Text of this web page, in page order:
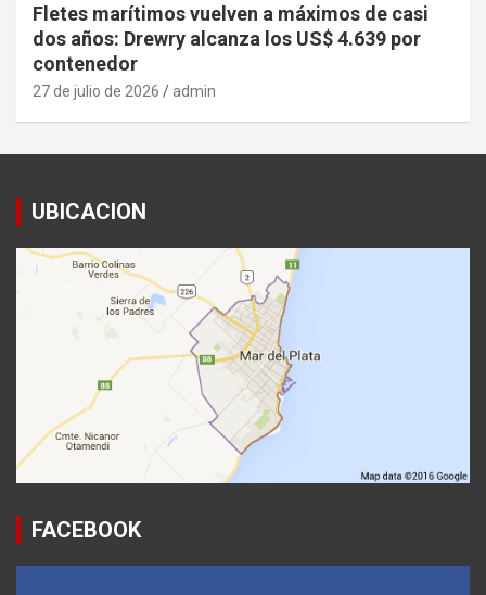
Fletes marítimos vuelven a máximos de casi
dos años: Drewry alcanza los US$ 4.639 por
contenedor
27 de julio de 2026 admin
UBICACION
FACEBOOK